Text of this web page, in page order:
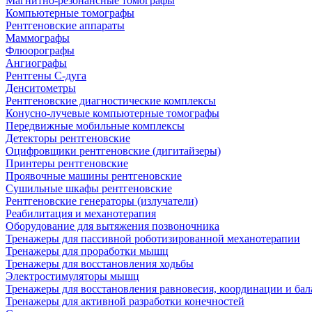
Компьютерные томографы
Рентгеновские аппараты
Маммографы
Флюорографы
Ангиографы
Рентгены С-дуга
Денситометры
Рентгеновские диагностические комплексы
Конусно-лучевые компьютерные томографы
Передвижные мобильные комплексы
Детекторы рентгеновские
Оцифровщики рентгеновские (дигитайзеры)
Принтеры рентгеновские
Проявочные машины рентгеновские
Сушильные шкафы рентгеновские
Рентгеновские генераторы (излучатели)
Реабилитация и механотерапия
Оборудование для вытяжения позвоночника
Тренажеры для пассивной роботизированной механотерапии
Тренажеры для проработки мышц
Тренажеры для восстановления ходьбы
Электростимуляторы мышц
Тренажеры для восстановления равновесия, координации и
Тренажеры для активной разработки конечностей